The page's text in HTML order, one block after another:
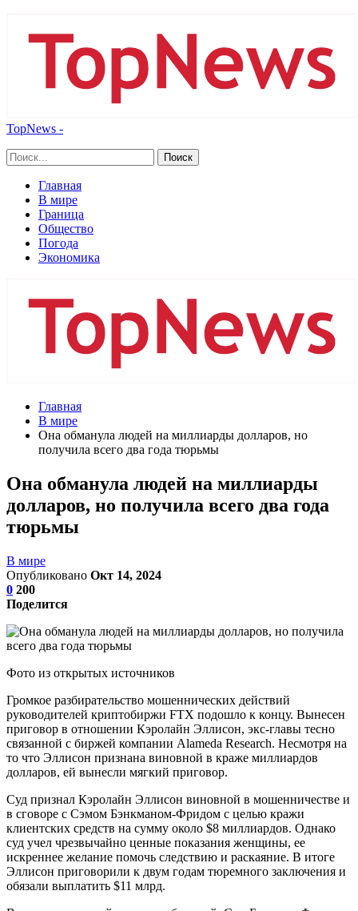
TopNews -
Главная
В мире
Граница
Общество
Погода
Экономика
Главная
В мире
Она обманула людей на миллиарды долларов, но
получила всего два года тюрьмы
Она обманула людей на миллиарды
долларов, но получила всего два года
тюрьмы
В мире
Опубликовано Окт 14, 2024
0 200
Поделится
Фото из открытых источников
Громкое разбирательство мошеннических действий
руководителей криптобиржи FTX подошло к концу. Вынесен
приговор в отношении Кэролайн Эллисон, экс-главы тесно
связанной с биржей компании Alameda Research. Несмотря на
то что Эллисон признана виновной в краже миллиардов
долларов, ей вынесли мягкий приговор.
Суд признал Кэролайн Эллисон виновной в мошенничестве и
в сговоре с Сэмом Бэнкманом-Фридом с целью кражи
клиентских средств на сумму около $8 миллиардов. Однако
суд учел чрезвычайно ценные показания женщины, ее
искреннее желание помочь следствию и раскаяние. В итоге
Эллисон приговорили к двум годам тюремного заключения и
обязали выплатить $11 млрд.